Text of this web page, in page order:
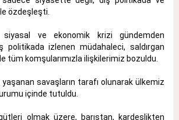
özdeşleşti.
siyasal ve ekonomik krizi gündemden
politikada izlenen müdahaleci, saldırgan
tüm komşularımızla ilişkilerimiz bozuldu.
savaşların tarafı olunarak ülkemiz
içinde tutuldu.
olmak üzere, barıştan, kardeşlikten